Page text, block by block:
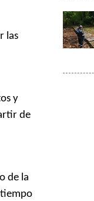
las
y
de
de la